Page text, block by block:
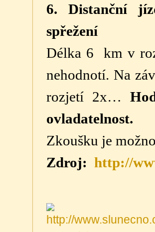
6. Distanční
spřežení
Délka 6 km v
nehodnotí. Na
rozjetí 2x…
ovladatelnost.
Zkoušku je
Zdroj: http://